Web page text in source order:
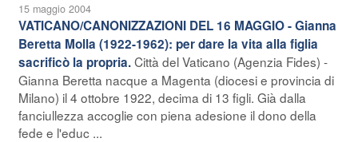
15 maggio 2004
VATICANO/CANONIZZAZIONI DEL 16 MAGGIO - Gianna
Beretta Molla (1922-1962): per dare la vita alla figlia
sacrificò la propria.Città del Vaticano (Agenzia Fides) -
Gianna Beretta nacque a Magenta (diocesi e provincia di
Milano) il 4 ottobre 1922, decima di 13 figli. Già dalla
fanciullezza accoglie con piena adesione il dono della
fede e l'educ ...